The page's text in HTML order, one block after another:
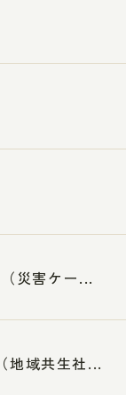
災害ケー...
地域共生社...